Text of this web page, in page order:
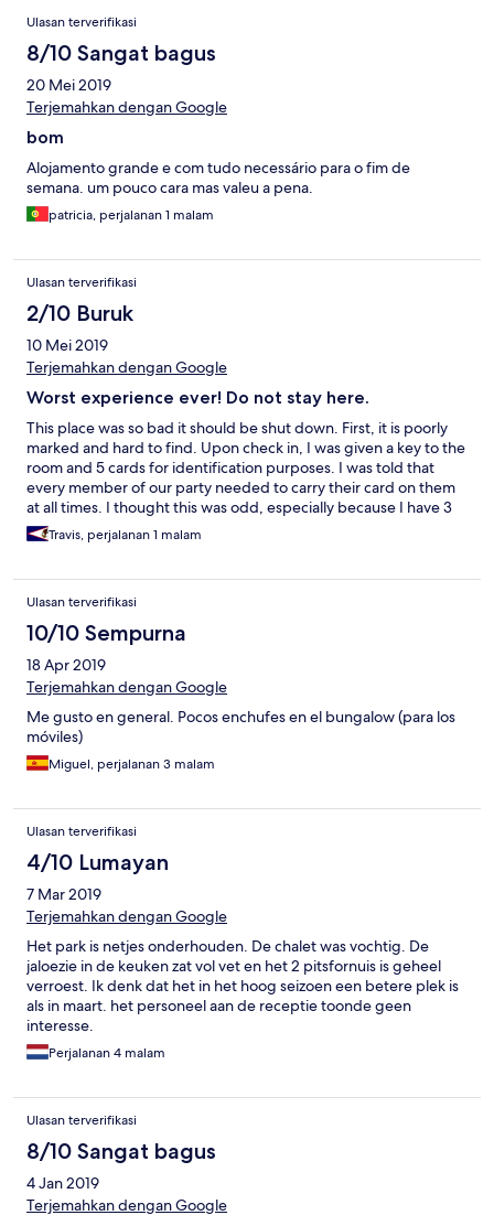
Ulasan terverifikasi
8/10 Sangat bagus
20 Mei 2019
Terjemahkan dengan Google
bom
Alojamento grande e com tudo necessário para o fim de
semana. um pouco cara mas valeu a pena.
patricia, perjalanan 1 malam
Ulasan terverifikasi
2/10 Buruk
10 Mei 2019
Terjemahkan dengan Google
Worst experience ever! Do not stay here.
This place was so bad it should be shut down. First, it is poorly
marked and hard to find. Upon check in, I was given a key to the
room and 5 cards for identification purposes. I was told that
every member of our party needed to carry their card on them
at all times. I thought this was odd, especially because I have 3
children. One of the kids lost their card (almost immediately), to
which I found out there is a 25 EURO charge for every lost card.
went out for dinner the night of our stay only to return to a
closed gate. The gate had a number on it to call. When I called
the number it was out of service. There was a group of what
looked like kids standing around smoking on the other side of
the gate. I called them over to see if someone could help.
Turned out they worked for the hotel. They watched as we
struggled with 3 tired kids at a closed gate smoking and
laughing and didn't think to help. The next morning, we wanted
to grab coffee before heading to the airport, but the cafe was
closed all day - it was a Wednesday! I travel regularly and this
Unfortunately my family will have this as their last experience in
Portugal, which was an otherwise fantastic trip.
Travis, perjalanan 1 malam
Ulasan terverifikasi
10/10 Sempurna
18 Apr 2019
Terjemahkan dengan Google
Me gusto en general. Pocos enchufes en el bungalow (para los
móviles)
Miguel, perjalanan 3 malam
Ulasan terverifikasi
4/10 Lumayan
7 Mar 2019
Terjemahkan dengan Google
Het park is netjes onderhouden. De chalet was vochtig. De
jaloezie in de keuken zat vol vet en het 2 pitsfornuis is geheel
verroest. Ik denk dat het in het hoog seizoen een betere plek is
als in maart. het personeel aan de receptie toonde geen
interesse.
Perjalanan 4 malam
Ulasan terverifikasi
8/10 Sangat bagus
4 Jan 2019
Terjemahkan dengan Google